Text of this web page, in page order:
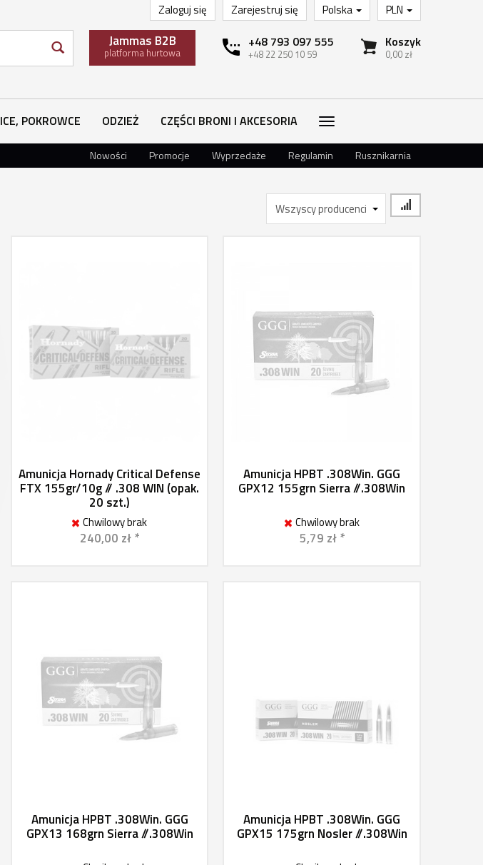
PLN
Polska
Zarejestruj się
Zaloguj się
Koszyk
0,00 zł
+48 793 097 555
+48 22 250 10 59
Jammas B2B
platforma hurtowa
POKROWCE ODZIEŻ CZĘŚCI BRONI I AKCESORIA
Nowości Promocje Wyprzedaże Regulamin Rusznikarnia
Amunicja Hornady Critical Defense
FTX 155gr/10g // .308 WIN (opak.
20 szt.)
Chwilowy brak
240,00 zł *
Amunicja HPBT .308Win. GGG
GPX12 155grn Sierra //.308Win
Chwilowy brak
5,79 zł *
Amunicja HPBT .308Win. GGG
GPX13 168grn Sierra //.308Win
Amunicja HPBT .308Win. GGG
GPX15 175grn Nosler //.308Win